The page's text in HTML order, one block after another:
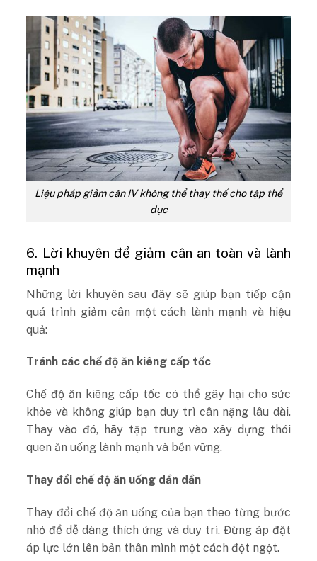
Liệu pháp giảm cân IV không thể thay thế cho tập thể
dục
6. Lời khuyên để giảm cân an toàn và lành
mạnh
Những lời khuyên sau đây sẽ giúp bạn tiếp cận
quá trình giảm cân một cách lành mạnh và hiệu
quả:
Tránh các chế độ ăn kiêng cấp tốc
Chế độ ăn kiêng cấp tốc có thể gây hại cho sức
khỏe và không giúp bạn duy trì cân nặng lâu dài.
Thay vào đó, hãy tập trung vào xây dựng thói
quen ăn uống lành mạnh và bền vững.
Thay đổi chế độ ăn uống dần dần
Thay đổi chế độ ăn uống của bạn theo từng bước
nhỏ để dễ dàng thích ứng và duy trì. Đừng áp đặt
áp lực lớn lên bản thân mình một cách đột ngột.